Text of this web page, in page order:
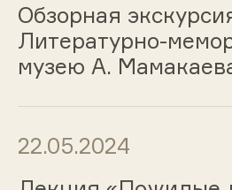
Обзорная
Литературно-
музею А.
22.05.2024